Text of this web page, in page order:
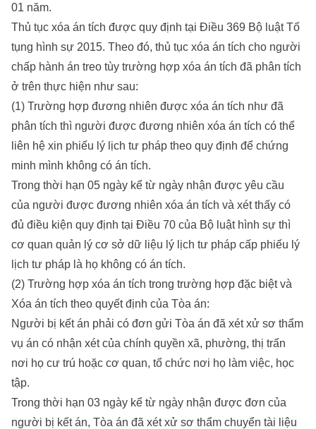
01 năm.
Thủ tục xóa án tích được quy định tại Điều 369 Bộ luật Tố
tụng hình sự 2015. Theo đó, thủ tục xóa án tích cho người
chấp hành án treo tùy trường hợp xóa án tích đã phân tích
ở trên thực hiện như sau:
(1) Trường hợp đương nhiên được xóa án tích như đã
phân tích thì người được đương nhiên xóa án tích có thể
liên hệ xin phiếu lý lịch tư pháp theo quy định để chứng
minh mình không có án tích.
Trong thời hạn 05 ngày kể từ ngày nhận được yêu cầu
của người được đương nhiên xóa án tích và xét thấy có
đủ điều kiện quy định tại Điều 70 của Bộ luật hình sự thì
cơ quan quản lý cơ sở dữ liệu lý lịch tư pháp cấp phiếu lý
lịch tư pháp là họ không có án tích.
(2) Trường hợp xóa án tích trong trường hợp đặc biệt và
Xóa án tích theo quyết định của Tòa án:
Người bị kết án phải có đơn gửi Tòa án đã xét xử sơ thẩm
vụ án có nhận xét của chính quyền xã, phường, thị trấn
nơi họ cư trú hoặc cơ quan, tổ chức nơi họ làm việc, học
tập.
Trong thời hạn 03 ngày kể từ ngày nhận được đơn của
người bị kết án, Tòa án đã xét xử sơ thẩm chuyển tài liệu